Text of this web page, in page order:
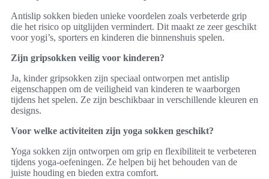
Antislip sokken bieden unieke voordelen zoals verbeterde grip
die het risico op uitglijden vermindert. Dit maakt ze zeer geschikt
voor yogi’s, sporters en kinderen die binnenshuis spelen.
Zijn gripsokken veilig voor kinderen?
Ja, kinder gripsokken zijn speciaal ontworpen met antislip
eigenschappen om de veiligheid van kinderen te waarborgen
tijdens het spelen. Ze zijn beschikbaar in verschillende kleuren en
designs.
Voor welke activiteiten zijn yoga sokken geschikt?
Yoga sokken zijn ontworpen om grip en flexibiliteit te verbeteren
tijdens yoga-oefeningen. Ze helpen bij het behouden van de
juiste houding en bieden extra comfort.